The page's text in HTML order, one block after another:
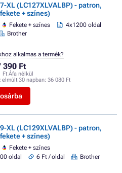
XL (LC127XLVALBP) - patron,
+ színes)
Fekete + színes
4x1200 oldal
Brother
390 Ft
Ft Áfa nélkül
elmúlt 30 napban: 36 080 Ft
alkalmas a termék?
XL (LC129XLVALBP) - patron,
+ színes)
Fekete + színes
oldal
6 Ft / oldal Brother